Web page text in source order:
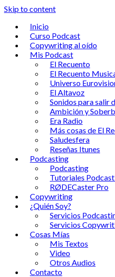
Skip to content
Inicio
Curso Podcast
Copywriting al oído
Mis Podcast
El Recuento
El Recuento
Universo
El Altavoz
Sonidos para salir
Ambición y
Era Radio
Más cosas de El
Saludesfera
Reseñas Itunes
Podcasting
Podcasting
Tutoriales
RØDECaster Pro
Copywriting
¿Quién Soy?
Servicios
Servicios
Cosas Mías
Mis Textos
Video
Otros Audios
Contacto